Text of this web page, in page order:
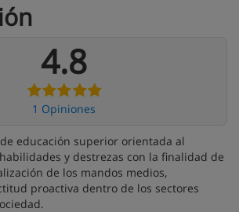
4.8
1 Opiniones
educación superior orientada al
y destrezas con la finalidad de
de los mandos medios,
proactiva dentro de los sectores